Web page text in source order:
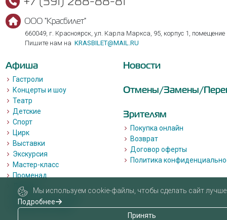
ООО "Красбилет"
660049, г. Красноярск, ул. Карла Маркса, 95, корпус 1, помещение
Пишите нам на KRASBILET@MAIL.RU
Афиша
Гастроли
Концерты и шоу
Театр
Детские
Спорт
Цирк
Выставки
Экскурсия
Мастер-класс
Променад
Лекции
Квизы, квесты, игры.
Пушкинская карта
Новости
Отмены/Замены/
Зрителям
Покупка онлайн
Возврат
Договор оферты
Политика
Мы используем cookie-файлы, чтобы сделать сайт лучше
Подробнее
Принять